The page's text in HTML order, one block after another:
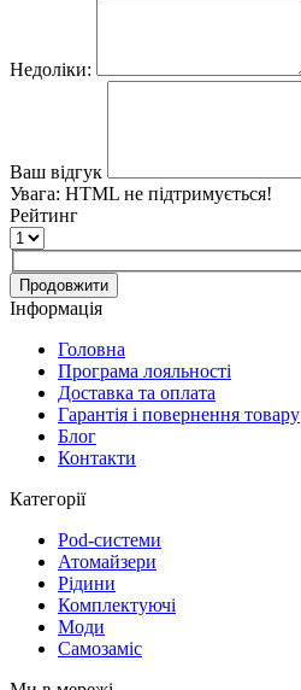
Недоліки:
Ваш відгук
Увага: HTML не підтримується!
Рейтинг
Продовжити
Інформація
Головна
Програма лояльності
Доставка та оплата
Гарантія і повернення товару
Блог
Контакти
Категорії
Pod-системи
Атомайзери
Рідини
Комплектуючі
Моди
Самозаміс